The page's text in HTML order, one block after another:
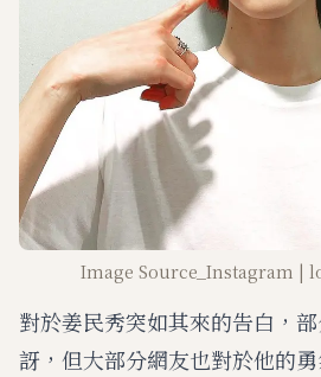
Image Source_Instagram |
對於姜民秀突如其來的告白，
訝，但大部分網友也對於他的